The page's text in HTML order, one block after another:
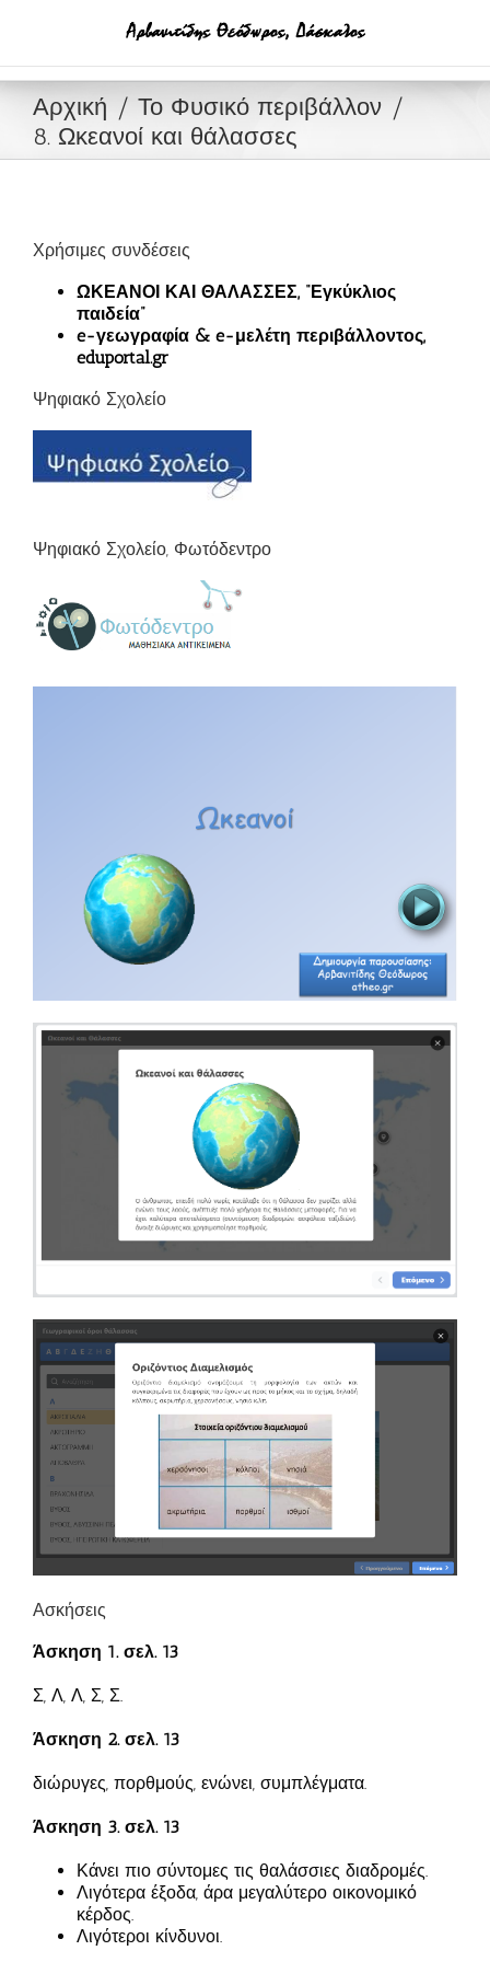
Αρχική
Το Φυσικό περιβάλλον
8. Ωκεανοί και θάλασσες
Χρήσιμες συνδέσεις
ΩΚΕΑΝΟΙ ΚΑΙ ΘΑΛΑΣΣΕΣ, “Εγκύκλιος
παιδεία”
e-γεωγραφία & e-μελέτη περιβάλλοντος,
eduportal.gr
Ψηφιακό Σχολείο
Ψηφιακό Σχολείο, Φωτόδεντρο
Ασκήσεις
Άσκηση 1. σελ. 13
Σ, Λ, Λ, Σ, Σ.
Άσκηση 2. σελ. 13
διώρυγες, πορθμούς, ενώνει, συμπλέγματα.
Άσκηση 3. σελ. 13
Κάνει πιο σύντομες τις θαλάσσιες διαδρομές.
Λιγότερα έξοδα, άρα μεγαλύτερο οικονομικό
κέρδος.
Λιγότεροι κίνδυνοι.